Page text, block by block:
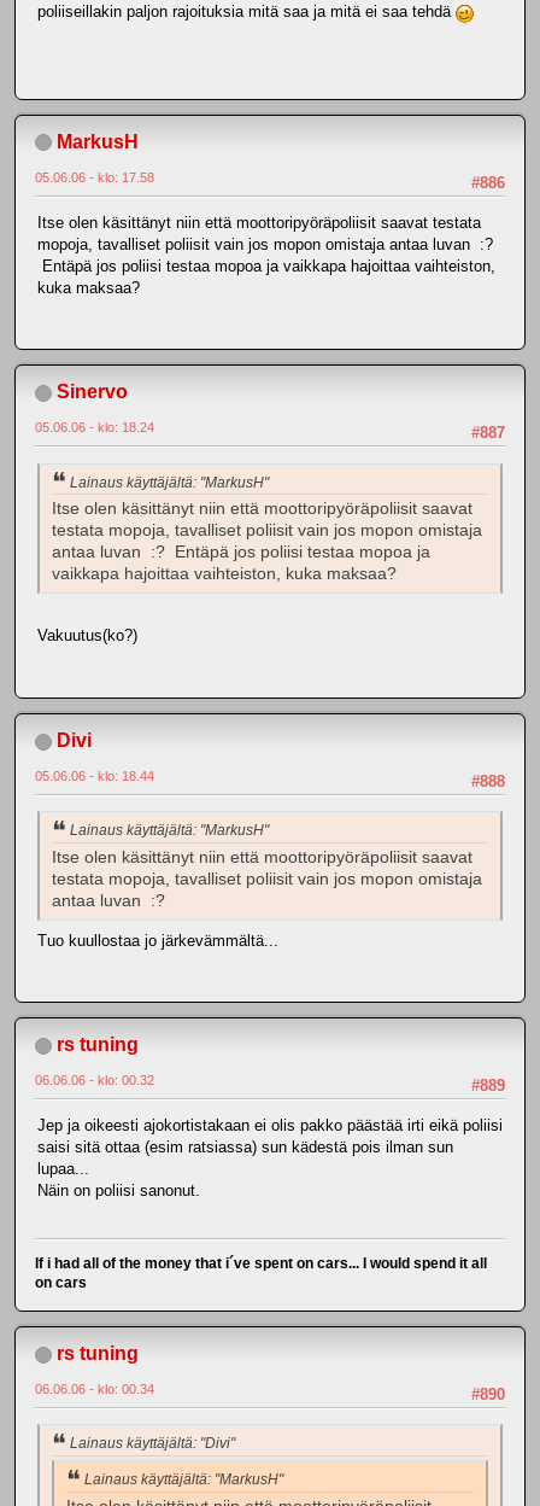
poliiseillakin paljon rajoituksia mitä saa ja mitä ei saa tehdä
MarkusH
#886
05.06.06 - klo: 17.58
Itse olen käsittänyt niin että moottoripyöräpoliisit saavat testata
mopoja, tavalliset poliisit vain jos mopon omistaja antaa luvan :?
Entäpä jos poliisi testaa mopoa ja vaikkapa hajoittaa vaihteiston,
kuka maksaa?
Sinervo
#887
05.06.06 - klo: 18.24
Lainaus käyttäjältä: "MarkusH"
Itse olen käsittänyt niin että moottoripyöräpoliisit saavat
testata mopoja, tavalliset poliisit vain jos mopon omistaja
antaa luvan :? Entäpä jos poliisi testaa mopoa ja
vaikkapa hajoittaa vaihteiston, kuka maksaa?
Vakuutus(ko?)
Divi
#888
05.06.06 - klo: 18.44
Lainaus käyttäjältä: "MarkusH"
Itse olen käsittänyt niin että moottoripyöräpoliisit saavat
testata mopoja, tavalliset poliisit vain jos mopon omistaja
antaa luvan :?
Tuo kuullostaa jo järkevämmältä...
rs tuning
#889
06.06.06 - klo: 00.32
Jep ja oikeesti ajokortistakaan ei olis pakko päästää irti eikä poliisi
saisi sitä ottaa (esim ratsiassa) sun kädestä pois ilman sun
lupaa...
Näin on poliisi sanonut.
If i had all of the money that i´ve spent on cars... I would spend it all
on cars
rs tuning
#890
06.06.06 - klo: 00.34
Lainaus käyttäjältä: "Divi"
Lainaus käyttäjältä: "MarkusH"